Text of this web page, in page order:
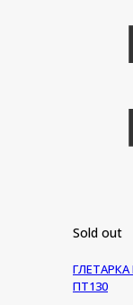
Sold out
ПТ130